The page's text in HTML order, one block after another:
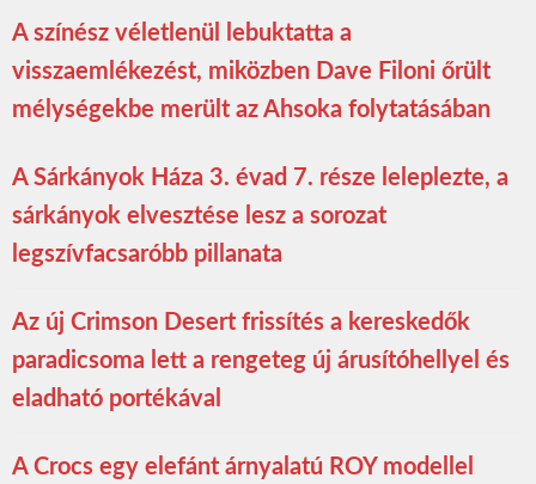
A színész véletlenül lebuktatta a
visszaemlékezést, miközben Dave Filoni őrült
mélységekbe merült az Ahsoka folytatásában
A Sárkányok Háza 3. évad 7. része leleplezte, a
sárkányok elvesztése lesz a sorozat
legszívfacsaróbb pillanata
Az új Crimson Desert frissítés a kereskedők
paradicsoma lett a rengeteg új árusítóhellyel és
eladható portékával
A Crocs egy elefánt árnyalatú ROY modellel